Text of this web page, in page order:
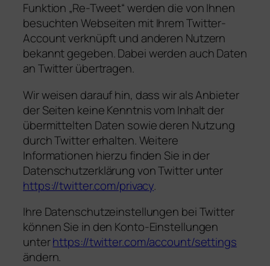
Funktion „Re-Tweet“ werden die von Ihnen
besuchten Webseiten mit Ihrem Twitter-
Account verknüpft und anderen Nutzern
bekannt gegeben. Dabei werden auch Daten
an Twitter übertragen.
Wir weisen darauf hin, dass wir als Anbieter
der Seiten keine Kenntnis vom Inhalt der
übermittelten Daten sowie deren Nutzung
durch Twitter erhalten. Weitere
Informationen hierzu finden Sie in der
Datenschutzerklärung von Twitter unter
https://twitter.com/privacy.
Ihre Datenschutzeinstellungen bei Twitter
können Sie in den Konto-Einstellungen
unterhttps://twitter.com/account/settings
ändern.